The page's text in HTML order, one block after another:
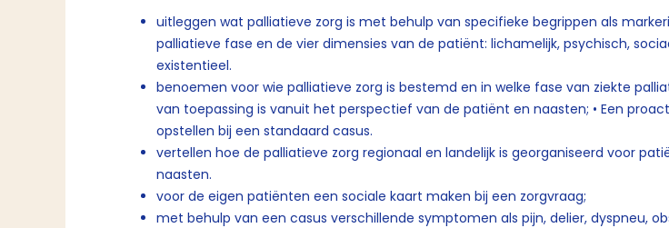
uitleggen wat palliatieve zorg is met behulp van specifieke begrippen als
palliatieve fase en de vier dimensies van de patiënt: lichamelijk, psychisch,
existentieel.
benoemen voor wie palliatieve zorg is bestemd en in welke fase van ziekte
van toepassing is vanuit het perspectief van de patiënt en naasten; • Een
opstellen bij een standaard casus.
vertellen hoe de palliatieve zorg regionaal en landelijk is georganiseerd voor
naasten.
voor de eigen patiënten een sociale kaart maken bij een zorgvraag;
met behulp van een casus verschillende symptomen als pijn, delier, dyspneu,